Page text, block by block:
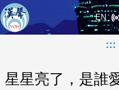
EN
:::
星星亮了，是誰